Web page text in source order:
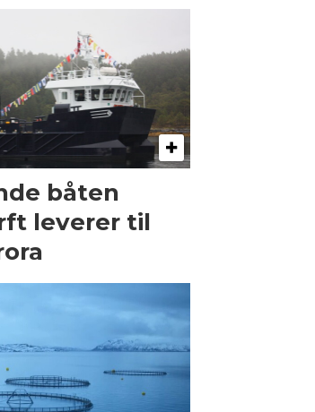
båten
leverer til